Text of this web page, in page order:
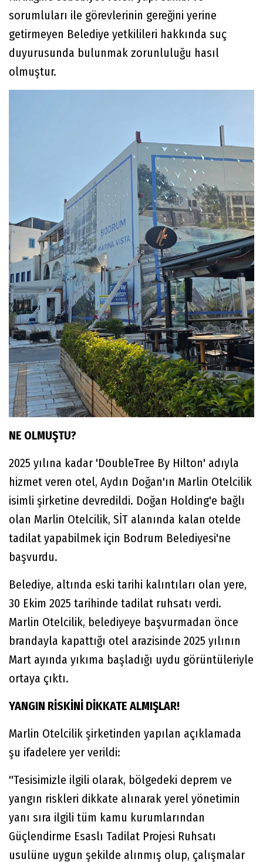
sorumluları ile görevlerinin gereğini yerine
getirmeyen Belediye yetkilileri hakkında suç
duyurusunda bulunmak zorunluluğu hasıl
olmuştur.
NE OLMUŞTU?
2025 yılına kadar 'DoubleTree By Hilton' adıyla
hizmet veren otel, Aydın Doğan'ın Marlin Otelcilik
isimli şirketine devredildi. Doğan Holding'e bağlı
olan Marlin Otelcilik, SİT alanında kalan otelde
tadilat yapabilmek için Bodrum Belediyesi'ne
başvurdu.
Belediye, altında eski tarihi kalıntıları olan yere,
30 Ekim 2025 tarihinde tadilat ruhsatı verdi.
Marlin Otelcilik, belediyeye başvurmadan önce
brandayla kapattığı otel arazisinde 2025 yılının
Mart ayında yıkıma başladığı uydu görüntüleriyle
ortaya çıktı.
YANGIN RİSKİNİ DİKKATE ALMIŞLAR!
Marlin Otelcilik şirketinden yapılan açıklamada
şu ifadelere yer verildi:
''Tesisimizle ilgili olarak, bölgedeki deprem ve
yangın riskleri dikkate alınarak yerel yönetimin
yanı sıra ilgili tüm kamu kurumlarından
Güçlendirme Esaslı Tadilat Projesi Ruhsatı
usulüne uygun şekilde alınmış olup, çalışmalar